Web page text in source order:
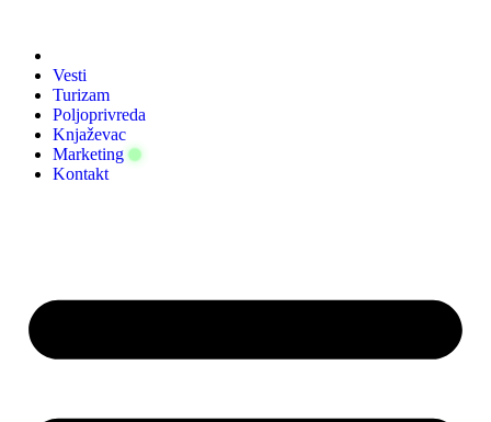
садржај
Vesti
Turizam
Poljoprivreda
Knjaževac
Marketing
Kontakt